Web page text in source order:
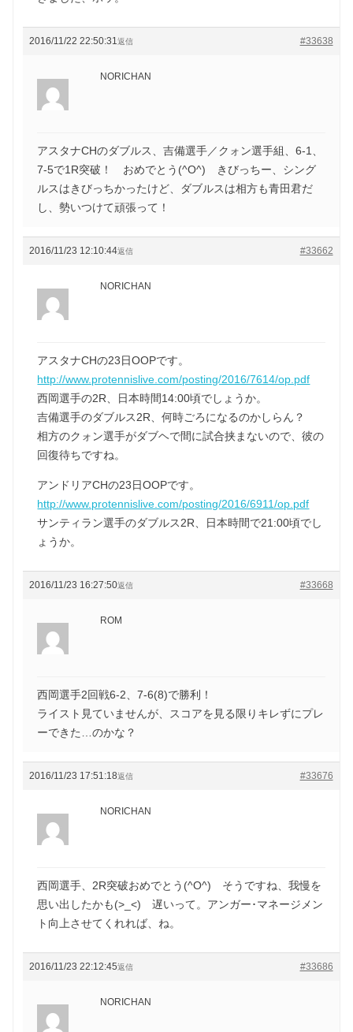
2016/11/22 22:50:31 #33638
返信
NORICHAN
アスタナCHのダブルス、吉備選手／クォン選手組、6-1、
7-5で1R突破！ おめでとう(^O^) きびっちー、シング
ルスはきびっちかったけど、ダブルスは相方も青田君だ
し、勢いつけて頑張って！
2016/11/23 12:10:44 #33662
返信
NORICHAN
アスタナCHの23日OOPです。
http://www.protennislive.com/posting/2016/7614/op.pdf
西岡選手の2R、日本時間14:00頃でしょうか。
吉備選手のダブルス2R、何時ごろになるのかしらん？
相方のクォン選手がダブヘで間に試合挟まないので、彼の
回復待ちですね。
アンドリアCHの23日OOPです。
http://www.protennislive.com/posting/2016/6911/op.pdf
サンティラン選手のダブルス2R、日本時間で21:00頃でし
ょうか。
2016/11/23 16:27:50 #33668
返信
ROM
西岡選手2回戦6-2、7-6(8)で勝利！
ライスト見ていませんが、スコアを見る限りキレずにプレ
ーできた…のかな？
2016/11/23 17:51:18 #33676
返信
NORICHAN
西岡選手、2R突破おめでとう(^O^) そうですね、我慢を
思い出したかも(>_<) 遅いって。アンガー･マネージメン
ト向上させてくれれば、ね。
2016/11/23 22:12:45 #33686
返信
NORICHAN